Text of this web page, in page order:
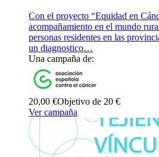
Con el proyecto “Equidad en
acompañamiento en el mundo
personas residentes en las
un diagnostico…
Una campaña de:
20,00 €Objetivo de 20 €
Ver campaña